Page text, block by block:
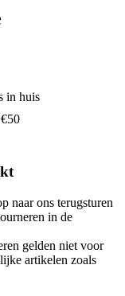
in huis
naar ons terugsturen
in de
gelden niet voor
artikelen zoals